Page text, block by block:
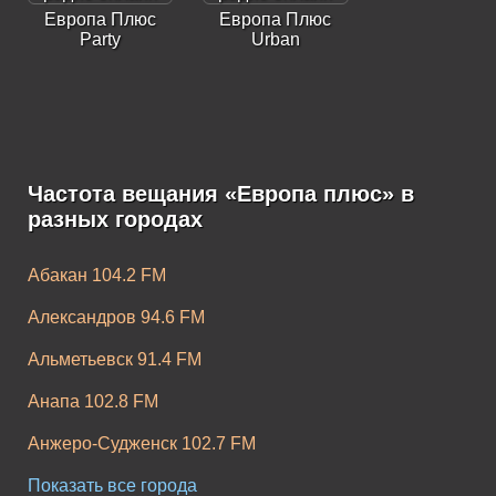
Европа Плюс
Party
Европа Плюс
Urban
Европа Плюс K-
Pop
Частота вещания «Европа плюс» в
разных городах
Абакан 104.2 FM
Александров 94.6 FM
Альметьевск 91.4 FM
Анапа 102.8 FM
Анжеро-Судженск 102.7 FM
Апатиты 104.2 FM
Показать все города